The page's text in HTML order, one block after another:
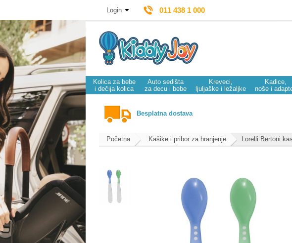
Login 011 438 1 000
Kolica za bebe
i dečija kolica
Auto sedišta
za decu i bebe
Kreveci,
ljuljaške i ležaljke
Kadice,
noše i
Besplatna dostava
Početna Kašike i pribor za hranjenje Lorelli Bertoni